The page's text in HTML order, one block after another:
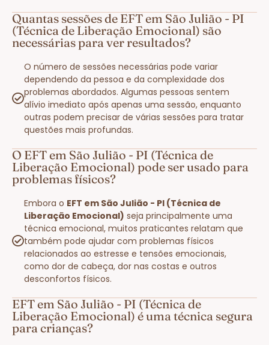
Quantas sessões de EFT em São Julião - PI
(Técnica de Liberação Emocional) são
necessárias para ver resultados?
O número de sessões necessárias pode variar
dependendo da pessoa e da complexidade dos
problemas abordados. Algumas pessoas sentem
alívio imediato após apenas uma sessão, enquanto
outras podem precisar de várias sessões para tratar
questões mais profundas.
O EFT em São Julião - PI (Técnica de
Liberação Emocional) pode ser usado para
problemas físicos?
Embora o EFT em São Julião - PI (Técnica de
Liberação Emocional) seja principalmente uma
técnica emocional, muitos praticantes relatam que
também pode ajudar com problemas físicos
relacionados ao estresse e tensões emocionais,
como dor de cabeça, dor nas costas e outros
desconfortos físicos.
EFT em São Julião - PI (Técnica de
Liberação Emocional) é uma técnica segura
para crianças?